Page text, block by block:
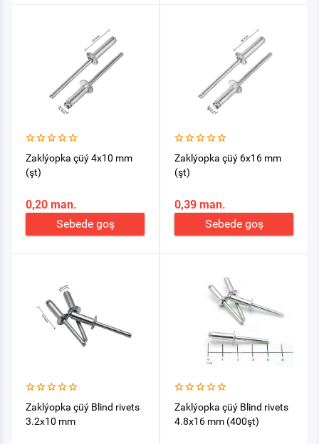
Zaklýopka çüý 4x10 mm
(şt)
0,20 man.
Sebede goş
Zaklýopka çüý 6x16 mm
(şt)
0,39 man.
Sebede goş
Zaklýopka çüý Blind rivets
3.2x10 mm
Zaklýopka çüý Blind rivets
4.8x16 mm (400şt)